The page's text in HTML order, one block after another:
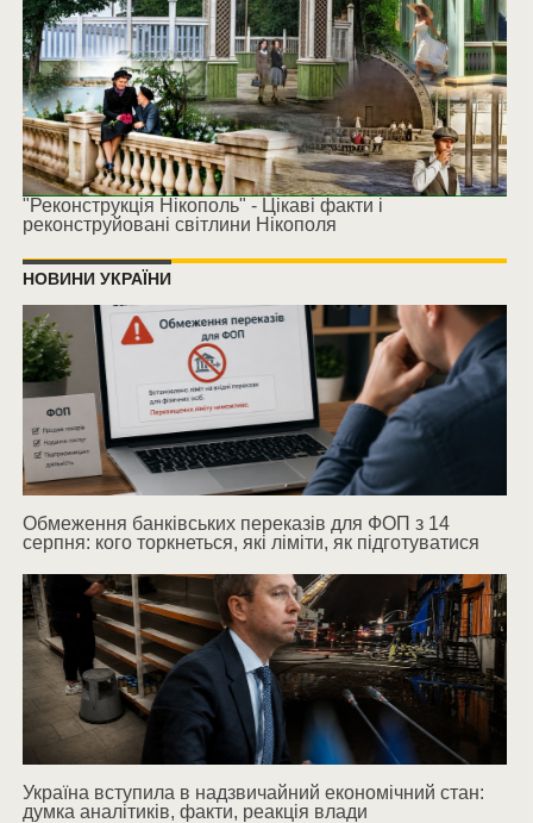
"Реконструкція Нікополь" - Цікаві факти і
реконструйовані світлини Нікополя
НОВИНИ УКРАЇНИ
Обмеження банківських переказів для ФОП з 14
серпня: кого торкнеться, які ліміти, як підготуватися
Україна вступила в надзвичайний економічний стан:
думка аналітиків, факти, реакція влади